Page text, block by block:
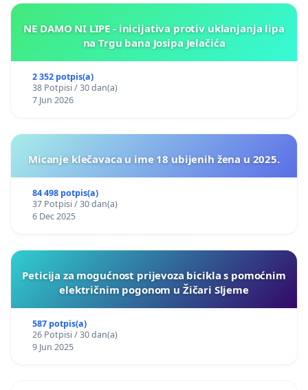
NE DAMO NI LIPE - inicijativa protiv uklanjanja lipa
na Trgu bana Josipa Jelačića
2 352 potpis(a)
38 Potpisi / 30 dan(a)
7 Jun 2026
Micanje klečavaca u ime 18 ubijenih žena u 2025.
84 498 potpis(a)
37 Potpisi / 30 dan(a)
6 Dec 2025
Peticija za mogućnost prijevoza bicikla s pomoćnim
električnim pogonom u Žičari Sljeme
587 potpis(a)
26 Potpisi / 30 dan(a)
9 Jun 2025